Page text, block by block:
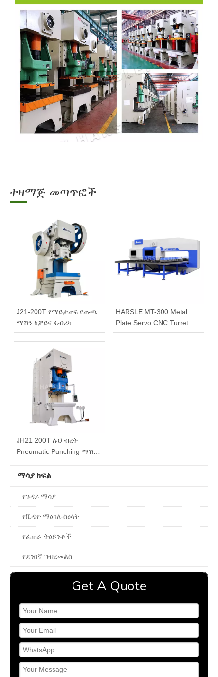
ተዛማጅ መጣጥፎች
J21-200T የማይታጠፍ የጡጫ
ማሽን ከቻይና ፋብሪካ
HARSLE MT-300 Metal
Plate Servo CNC Turret
Punching ለሽያጭ
JH21 200T ሉህ ብረት
Pneumatic Punching ማሽን
ከፍተኛ ትክክለኛነትን
ማሳያ ክፍል
የጉዳይ ማሳያ
የቪዲዮ ማዕከለ-ስዕላት
የፈጠራ ትዕይንቶች
የደንበኛ ግብረመልስ
Get A Quote